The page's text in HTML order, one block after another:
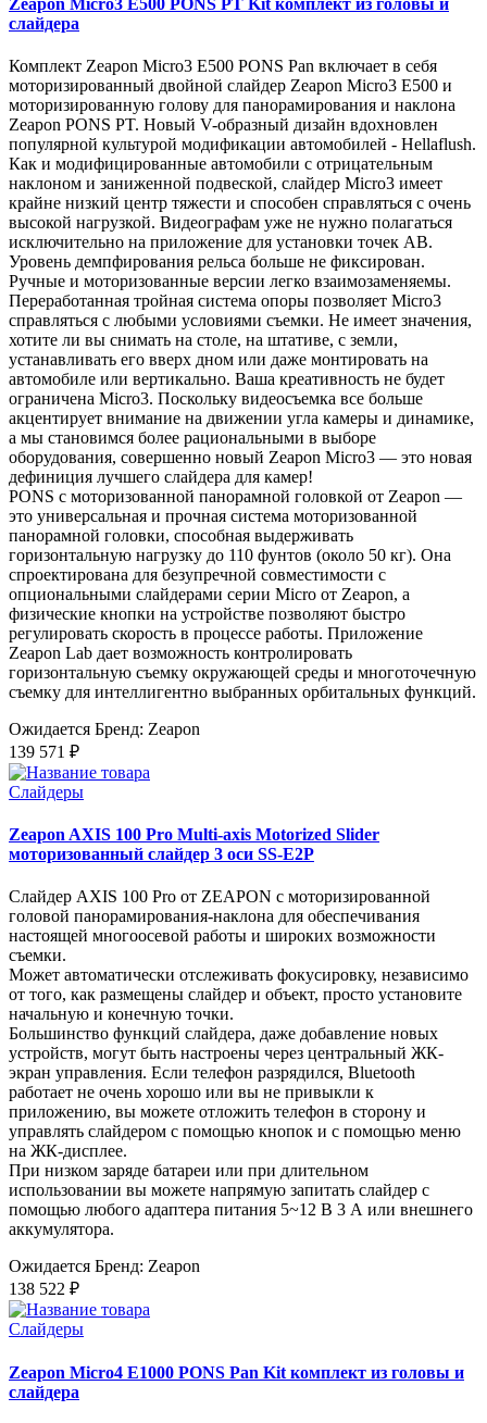
слайдера
Комплект Zeapon Micro3 E500 PONS Pan включает в себя
моторизированный двойной слайдер Zeapon Micro3 E500 и
моторизированную голову для панорамирования и наклона
Zeapon PONS PT. Новый V-образный дизайн вдохновлен
популярной культурой модификации автомобилей - Hellaflush.
Как и модифицированные автомобили с отрицательным
наклоном и заниженной подвеской, слайдер Micro3 имеет
крайне низкий центр тяжести и способен справляться с очень
высокой нагрузкой. Видеографам уже не нужно полагаться
исключительно на приложение для установки точек AB.
Уровень демпфирования рельса больше не фиксирован.
Ручные и моторизованные версии легко взаимозаменяемы.
Переработанная тройная система опоры позволяет Micro3
справляться с любыми условиями съемки. Не имеет значения,
хотите ли вы снимать на столе, на штативе, с земли,
устанавливать его вверх дном или даже монтировать на
автомобиле или вертикально. Ваша креативность не будет
ограничена Micro3. Поскольку видеосъемка все больше
акцентирует внимание на движении угла камеры и динамике,
а мы становимся более рациональными в выборе
оборудования, совершенно новый Zeapon Micro3 — это новая
дефиниция лучшего слайдера для камер!
PONS с моторизованной панорамной головкой от Zeapon —
это универсальная и прочная система моторизованной
панорамной головки, способная выдерживать
горизонтальную нагрузку до 110 фунтов (около 50 кг). Она
спроектирована для безупречной совместимости с
опциональными слайдерами серии Micro от Zeapon, а
физические кнопки на устройстве позволяют быстро
регулировать скорость в процессе работы. Приложение
Zeapon Lab дает возможность контролировать
горизонтальную съемку окружающей среды и многоточечную
съемку для интеллигентно выбранных орбитальных функций.
Ожидается Бренд: Zeapon
139 571 ₽
Слайдеры
Zeapon AXIS 100 Pro Multi-axis Motorized Slider
моторизованный слайдер 3 оси SS-E2P
Слайдер AXIS 100 Pro от ZEAPON с моторизированной
головой панорамирования-наклона для обеспечивания
настоящей многоосевой работы и широких возможности
съемки.
Может автоматически отслеживать фокусировку, независимо
от того, как размещены слайдер и объект, просто установите
начальную и конечную точки.
Большинство функций слайдера, даже добавление новых
устройств, могут быть настроены через центральный ЖК-
экран управления. Если телефон разрядился, Bluetooth
работает не очень хорошо или вы не привыкли к
приложению, вы можете отложить телефон в сторону и
управлять слайдером с помощью кнопок и с помощью меню
на ЖК-дисплее.
При низком заряде батареи или при длительном
использовании вы можете напрямую запитать слайдер с
помощью любого адаптера питания 5~12 В 3 А или внешнего
аккумулятора.
Ожидается Бренд: Zeapon
138 522 ₽
Слайдеры
Zeapon Micro4 E1000 PONS Pan Kit комплект из головы и
слайдера